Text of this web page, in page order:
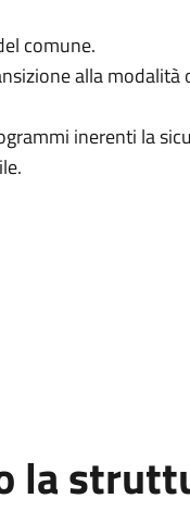
comune.
alla modalità
inerenti la
la